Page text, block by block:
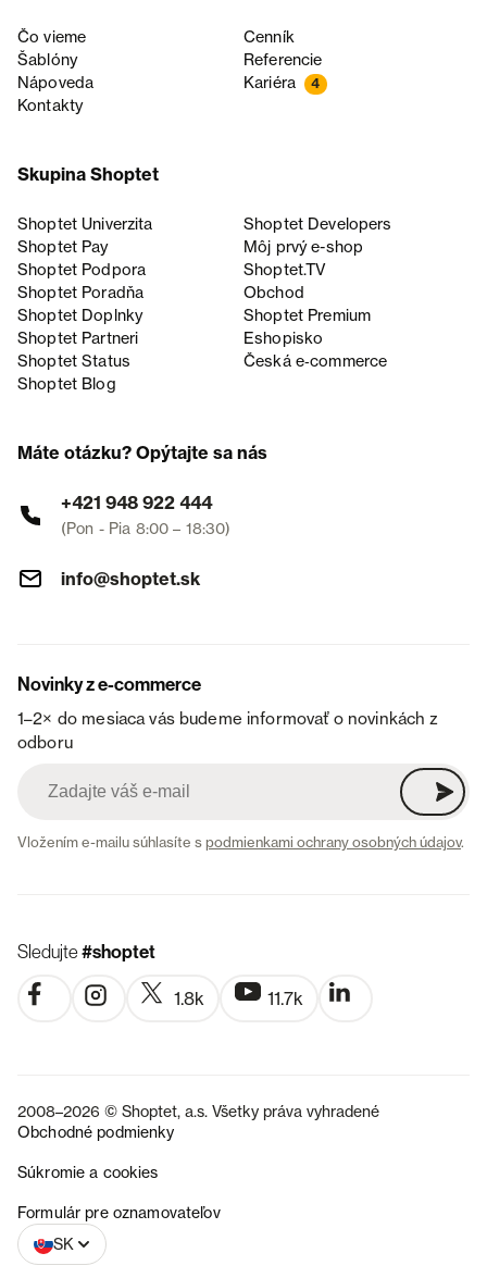
Čo vieme
Cenník
Šablóny
Referencie
Nápoveda
Kariéra 4
Kontakty
Skupina Shoptet
Shoptet Univerzita
Shoptet Developers
Shoptet Pay
Môj prvý e-shop
Shoptet Podpora
Shoptet.TV
Shoptet Poradňa
Obchod
Shoptet Doplnky
Shoptet Premium
Shoptet Partneri
Eshopisko
Shoptet Status
Česká e‑commerce
Shoptet Blog
Máte otázku? Opýtajte sa nás
+421 948 922 444
(Pon - Pia 8:00 – 18:30)
info@shoptet.sk
Novinky z e-commerce
1–2× do mesiaca vás budeme informovať o novinkách z
odboru
Vložením e-mailu súhlasíte spodmienkami ochrany osobných údajov.
Sledujte#shoptet
1.8k 11.7k
2008–2026 © Shoptet, a.s. Všetky práva vyhradené
Obchodné podmienky
Súkromie a cookies
Formulár pre oznamovateľov
SK